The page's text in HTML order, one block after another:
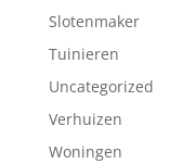
Slotenmaker
Tuinieren
Uncategorized
Verhuizen
Woningen